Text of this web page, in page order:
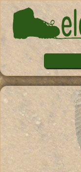
Pasar al contenido principal